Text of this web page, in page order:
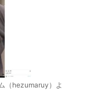
（hezumaruy）よ